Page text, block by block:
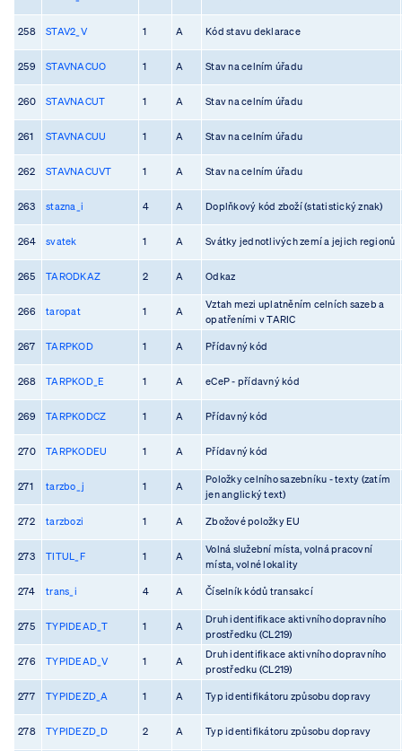
258 STAV2_V 1 A Kód stavu deklarace
259 STAVNACUO 1 A Stav na celním úřadu
260 STAVNACUT 1 A Stav na celním úřadu
261 STAVNACUU 1 A Stav na celním úřadu
262 STAVNACUVT 1 A Stav na celním úřadu
263 stazna_i 4 A Doplňkový kód zboží (statistický znak)
264 svatek 1 A Svátky jednotlivých zemí a jejich regionů
265 TARODKAZ 2 A Odkaz
266 taropat 1 A
Vztah mezi uplatněním celních sazeb a
opatřeními v TARIC
267 TARPKOD 1 A Přídavný kód
268 TARPKOD_E 1 A eCeP - přídavný kód
269 TARPKODCZ 1 A Přídavný kód
270 TARPKODEU 1 A Přídavný kód
271 tarzbo_j 1 A
Položky celního sazebníku - texty (zatím
jen anglický text)
272 tarzbozi 1 A Zbožové položky EU
273 TITUL_F 1 A
Volná služební místa, volná pracovní
místa, volné lokality
274 trans_i 4 A Číselník kódů transakcí
275 TYPIDEAD_T 1 A
Druh identifikace aktivního dopravního
prostředku (CL219)
276 TYPIDEAD_V 1 A
Druh identifikace aktivního dopravního
prostředku (CL219)
277 TYPIDEZD_A 1 A Typ identifikátoru způsobu dopravy
278 TYPIDEZD_D 2 A Typ identifikátoru způsobu dopravy